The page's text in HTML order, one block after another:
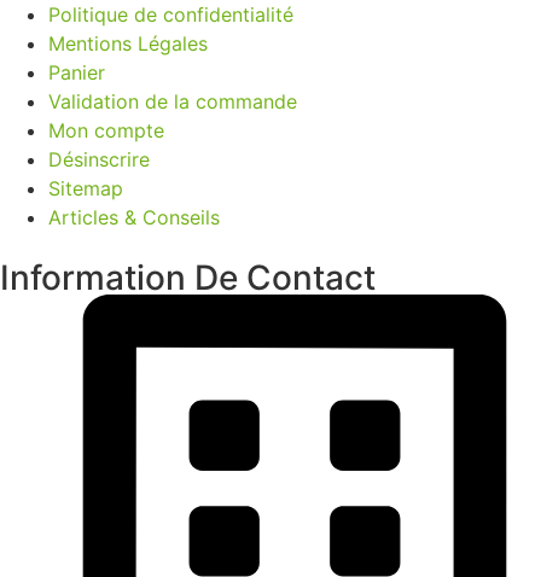
Politique de confidentialité
Mentions Légales
Panier
Validation de la commande
Mon compte
Désinscrire
Sitemap
Articles & Conseils
Information De Contact